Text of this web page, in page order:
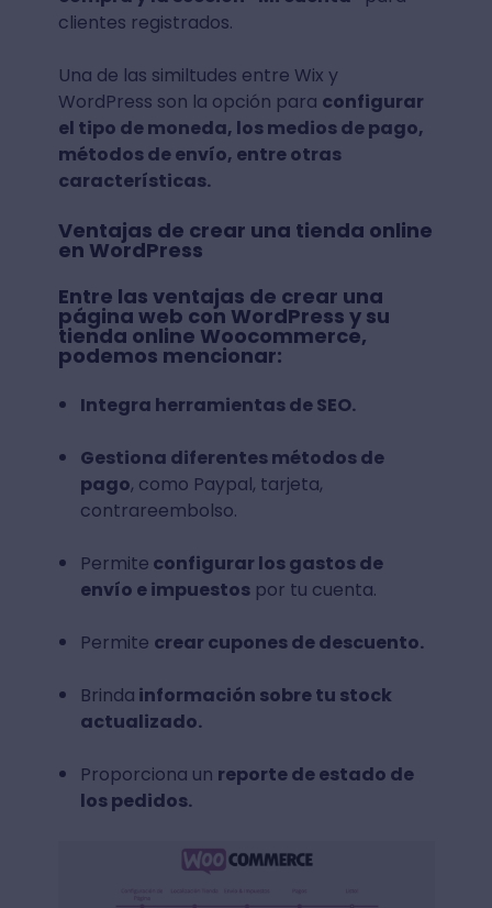
clientes registrados.
Una de las similtudes entre Wix y
WordPress son la opción para configurar
el tipo de moneda, los medios de pago,
métodos de envío, entre otras
características.
Ventajas de crear una tienda online
en WordPress
Entre las ventajas de crear una
página web con WordPress y su
tienda online Woocommerce,
podemos mencionar:
Integra herramientas de SEO.
Gestiona diferentes métodos de
pago, como Paypal, tarjeta,
contrareembolso.
Permite configurar los gastos de
envío e impuestospor tu cuenta.
Permite crear cupones de descuento.
Brinda información sobre tu stock
actualizado.
Proporciona un reporte de estado de
los pedidos.